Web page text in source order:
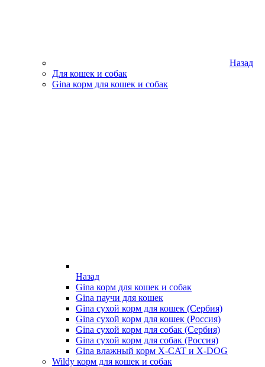
Назад
Для кошек и собак
Gina корм для кошек и собак
Назад
Gina корм для кошек и собак
Gina паучи для кошек
Gina сухой корм для кошек (Сербия)
Gina сухой корм для кошек (Россия)
Gina сухой корм для собак (Сербия)
Gina сухой корм для собак (Россия)
Gina влажный корм X-CAT и X-DOG
Wildy корм для кошек и собак